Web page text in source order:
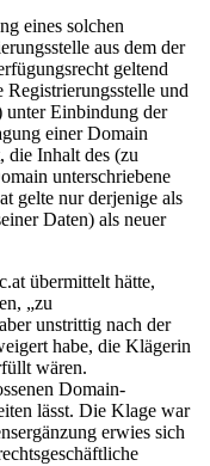
eines solchen
aus dem der
geltend
und
unter Einbindung der
einer Domain
die Inhalt des (zu
unterschriebene
gelte nur derjenige als
Daten) als neuer
übermittelt hätte,
„zu
unstrittig nach der
habe, die Klägerin
wären.
Domain-
lässt. Die Klage war
erwies sich